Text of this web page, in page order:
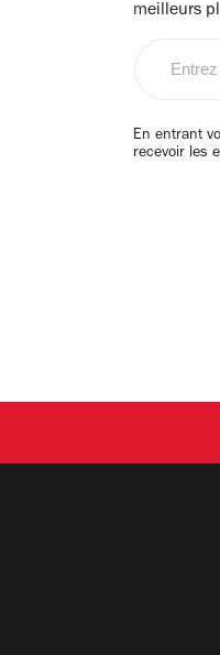
meilleurs
email
En entrant
recevoir les